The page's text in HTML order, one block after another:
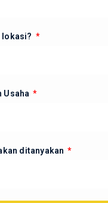
lokasi?
Usaha
ditanyakan